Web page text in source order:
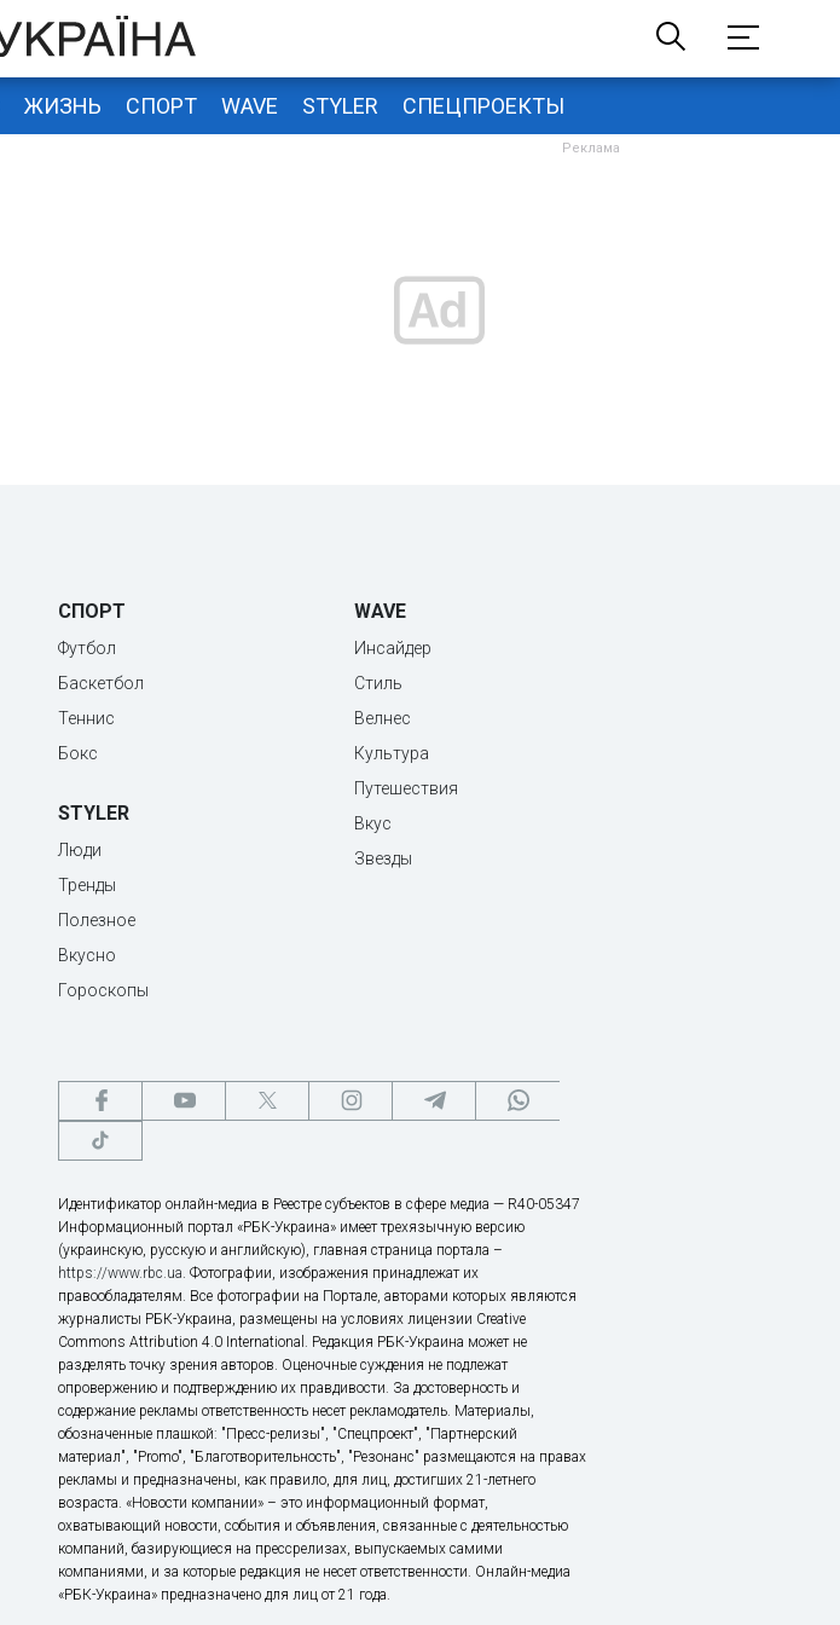
ЖИЗНЬ СПОРТ WAVE STYLER СПЕЦПРОЕКТЫ
СПОРТ
Футбол
Баскетбол
Теннис
Бокс
STYLER
Люди
Тренды
Полезное
Вкусно
Гороскопы
WAVE
Инсайдер
Стиль
Велнес
Культура
Путешествия
Вкус
Звезды
Идентификатор онлайн-медиа в Реестре субъектов в сфере медиа — R40-05347
Информационный портал «РБК-Украина» имеет трехязычную версию
(украинскую, русскую и английскую), главная страница портала –
https://www.rbc.ua. Фотографии, изображения принадлежат их
правообладателям. Все фотографии на Портале, авторами которых являются
журналисты РБК-Украина, размещены на условиях лицензии Creative
Commons Attribution 4.0 International. Редакция РБК-Украина может не
разделять точку зрения авторов. Оценочные суждения не подлежат
опровержению и подтверждению их правдивости. За достоверность и
содержание рекламы ответственность несет рекламодатель. Материалы,
обозначенные плашкой: "Пресс-релизы", "Спецпроект", "Партнерский
материал", "Promo", "Благотворительность", "Резонанс" размещаются на правах
рекламы и предназначены, как правило, для лиц, достигших 21-летнего
возраста. «Новости компании» – это информационный формат,
охватывающий новости, события и объявления, связанные с деятельностью
компаний, базирующиеся на прессрелизах, выпускаемых самими
компаниями, и за которые редакция не несет ответственности. Онлайн-медиа
«РБК-Украина» предназначено для лиц от 21 года.